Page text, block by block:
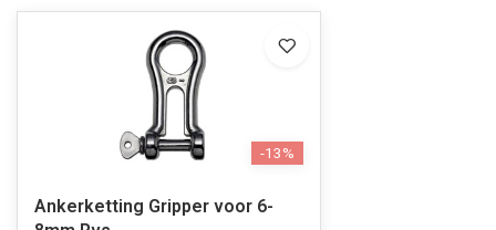
-13%
Ankerketting Gripper voor 6-